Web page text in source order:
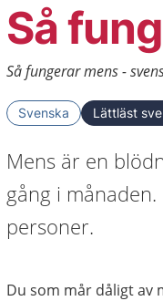
Så
Så fungerar mens -
Svenska Lättläst
Mens är en
gång i
personer.
Du som mår dåligt av